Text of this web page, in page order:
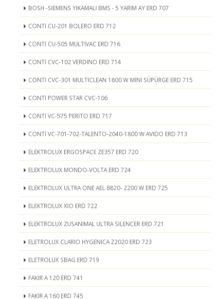
BOSH -SIEMENS YIKAMALI BMS - 5 YARIM AY ERD 707
CONTİ CU-201 BOLERO ERD 712
CONTİ CU-505 MULTİVAC ERD 716
CONTİ CVC-102 VERDINO ERD 714
CONTİ CVC-301 MULTICLEAN 1800 W MİNİ SÜPÜRGE ERD 715
CONTİ POWER STAR CVC-106
CONTİ VC-575 PERİTO ERD 717
CONTİ VC-701-702-TALENTO-2040-1800 W AVIDO ERD 713
ELEKTROLUX ERGOSPACE ZE357 ERD 720
ELEKTROLUX MONDO-VOLTA ERD 724
ELEKTROLUX ULTRA ONE AEL 8820- 2200 W ERD 725
ELEKTROLUX XIO ERD 722
ELEKTROLUX ZUSANIMAL ULTRA SILENCER ERD 721
ELETROLUX CLARIO HYGENICA Z2020 ERD 723
ELETROLUX SBAG ERD 719
FAKİR A 120 ERD 741
FAKİR A 160 ERD 745